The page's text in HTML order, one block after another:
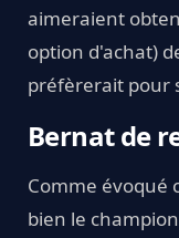
aimeraient
option d'achat)
préfèrerait pour
Bernat de
Comme évoqué
bien le